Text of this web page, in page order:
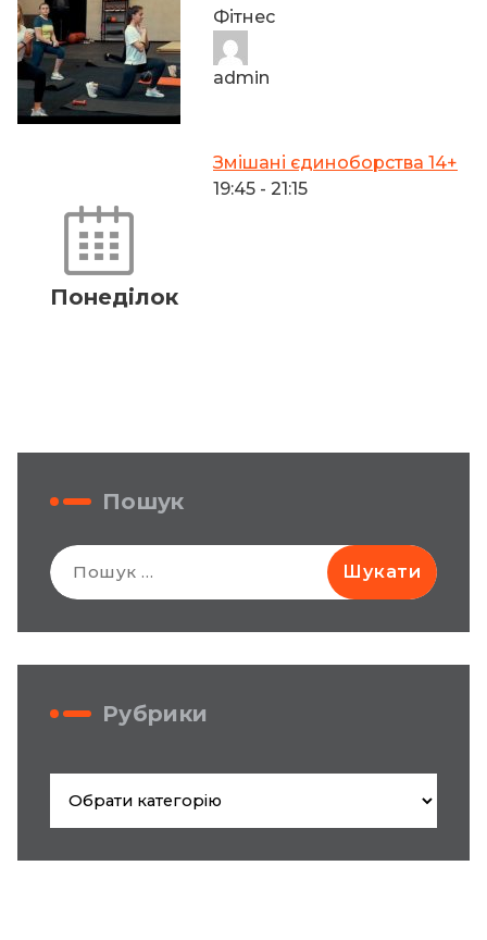
Понеділок
Фітнес
admin
Змішані єдиноборства 14+
19:45 - 21:15
Пошук
Пошук:
Рубрики